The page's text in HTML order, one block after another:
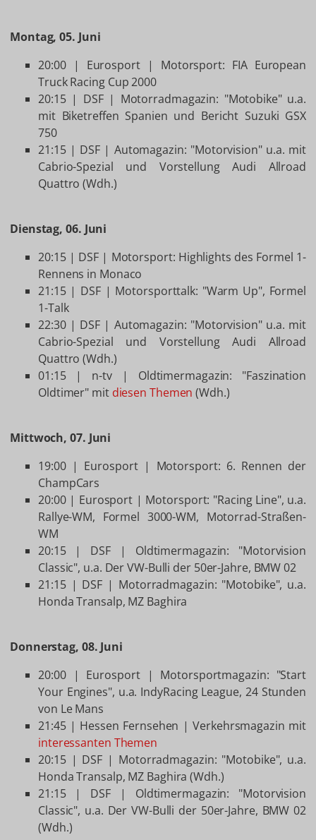
Montag, 05. Juni
20:00 | Eurosport | Motorsport: FIA European
Truck Racing Cup 2000
20:15 | DSF | Motorradmagazin: "Motobike" u.a.
mit Biketreffen Spanien und Bericht Suzuki GSX
750
21:15 | DSF | Automagazin: "Motorvision" u.a. mit
Cabrio-Spezial und Vorstellung Audi Allroad
Quattro (Wdh.)
Dienstag, 06. Juni
20:15 | DSF | Motorsport: Highlights des Formel 1-
Rennens in Monaco
21:15 | DSF | Motorsporttalk: "Warm Up", Formel
1-Talk
22:30 | DSF | Automagazin: "Motorvision" u.a. mit
Cabrio-Spezial und Vorstellung Audi Allroad
Quattro (Wdh.)
01:15 | n-tv | Oldtimermagazin: "Faszination
Oldtimer" mit diesen Themen (Wdh.)
Mittwoch, 07. Juni
19:00 | Eurosport | Motorsport: 6. Rennen der
ChampCars
20:00 | Eurosport | Motorsport: "Racing Line", u.a.
Rallye-WM, Formel 3000-WM, Motorrad-Straßen-
WM
20:15 | DSF | Oldtimermagazin: "Motorvision
Classic", u.a. Der VW-Bulli der 50er-Jahre, BMW 02
21:15 | DSF | Motorradmagazin: "Motobike", u.a.
Honda Transalp, MZ Baghira
Donnerstag, 08. Juni
20:00 | Eurosport | Motorsportmagazin: "Start
Your Engines", u.a. IndyRacing League, 24 Stunden
von Le Mans
21:45 | Hessen Fernsehen | Verkehrsmagazin mit
interessanten Themen
20:15 | DSF | Motorradmagazin: "Motobike", u.a.
Honda Transalp, MZ Baghira (Wdh.)
21:15 | DSF | Oldtimermagazin: "Motorvision
Classic", u.a. Der VW-Bulli der 50er-Jahre, BMW 02
(Wdh.)